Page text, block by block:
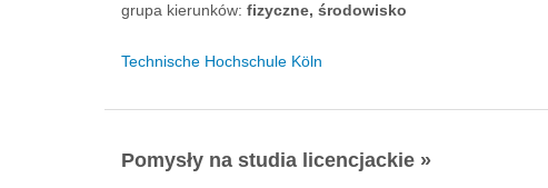
grupa kierunków: fizyczne, środowisko
Technische Hochschule Köln
Pomysły na studia licencjackie »